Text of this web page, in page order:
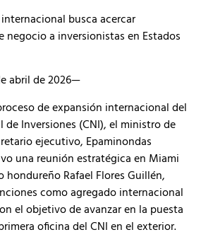
busca acercar
negocio a inversionistas en Estados
abril de 2026—
de expansión internacional del
de Inversiones (CNI), el ministro de
ejecutivo, Epaminondas
una reunión estratégica en Miami
hondureño Rafael Flores Guillén,
como agregado internacional
el objetivo de avanzar en la puesta
oficina del CNI en el exterior.